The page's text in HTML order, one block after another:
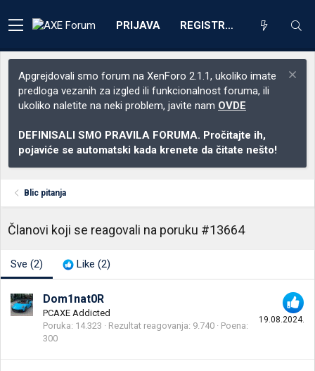
PRIJAVA REGISTRACIJA
Apgrejdovali smo forum na XenForo 2.1.1, ukoliko imate
predloga vezanih za izgled ili funkcionalnost foruma, ili
ukoliko naletite na neki problem, javite nam OVDE
DEFINISALI SMO PRAVILA FORUMA. Pročitajte ih,
pojaviće se automatski kada krenete da čitate nešto!
Blic pitanja
Članovi koji se reagovali na poruku #13664
Sve (2) Like (2)
19.08.2024.
Dom1nat0R
PCAXE Addicted
Poruka 14.323 Rezultat reagovanja 9.740
Poena
300